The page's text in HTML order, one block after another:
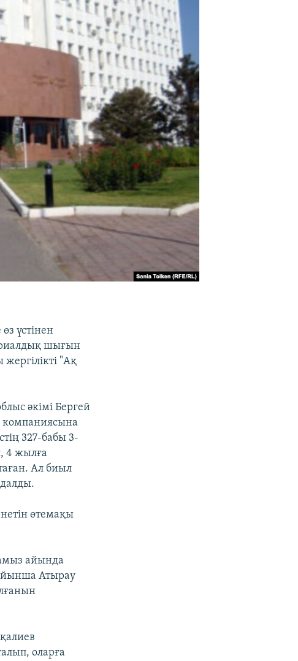
үстінен
шығын
"Ақ
әкімі Бергей
компаниясына
327-бабы 3-
4 жылға
Ал биыл
өтемақы
айында
Атырау
оларға